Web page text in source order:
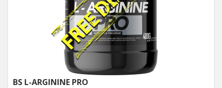
BS L-ARGININE PRO